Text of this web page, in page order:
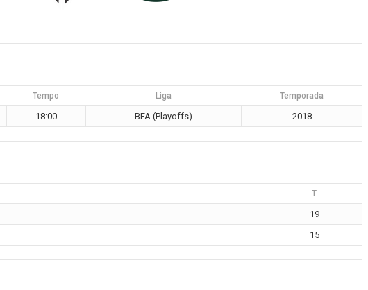
Tempo Liga Temporada
18:00 BFA (Playoffs) 2018
T
19
15